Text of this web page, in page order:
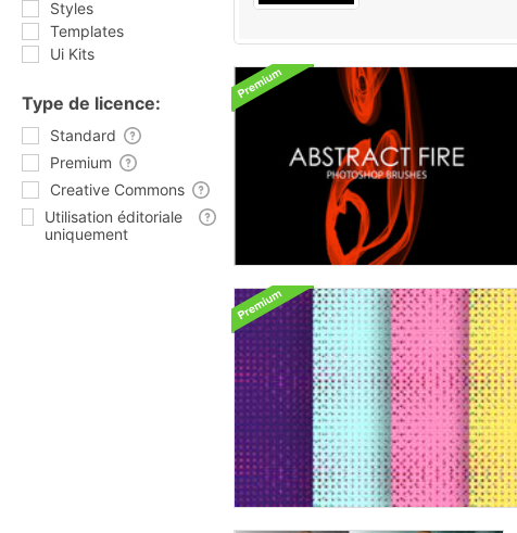
Styles
Templates
Ui Kits
Type de licence:
Standard
Premium
Creative Commons
Utilisation éditoriale
uniquement